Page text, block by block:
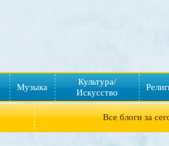
Музыка
Культура/
Искусство
Все блоги за